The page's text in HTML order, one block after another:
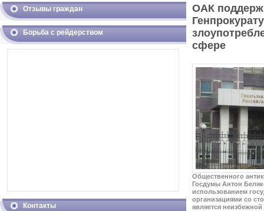
Отзывы граждан
Борьба с рейдерством
Контакты
ОАК
сфере
Общественного
Госдумы Антон
использованием
организациями со
является